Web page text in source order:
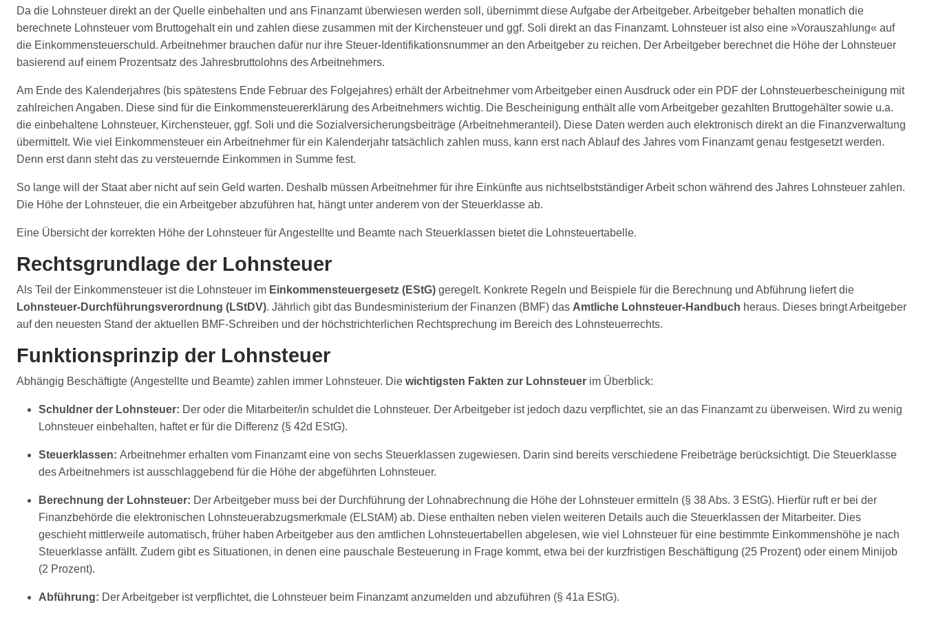
Da die Lohnsteuer direkt an der Quelle einbehalten und ans Finanzamt überwiesen werden soll, übernimmt diese Aufgabe der Arbeitgeber. Arbeitgeber behalten monatlich die
berechnete Lohnsteuer vom Bruttogehalt ein und zahlen diese zusammen mit der Kirchensteuer und ggf. Soli direkt an das Finanzamt. Lohnsteuer ist also eine »Vorauszahlung« auf
die Einkommensteuerschuld. Arbeitnehmer brauchen dafür nur ihre Steuer-Identifikationsnummer an den Arbeitgeber zu reichen. Der Arbeitgeber berechnet die Höhe der Lohnsteuer
basierend auf einem Prozentsatz des Jahresbruttolohns des Arbeitnehmers.
Am Ende des Kalenderjahres (bis spätestens Ende Februar des Folgejahres) erhält der Arbeitnehmer vom Arbeitgeber einen Ausdruck oder ein PDF der Lohnsteuerbescheinigung mit
zahlreichen Angaben. Diese sind für die Einkommensteuererklärung des Arbeitnehmers wichtig. Die Bescheinigung enthält alle vom Arbeitgeber gezahlten Bruttogehälter sowie u.a.
die einbehaltene Lohnsteuer, Kirchensteuer, ggf. Soli und die Sozialversicherungsbeiträge (Arbeitnehmeranteil). Diese Daten werden auch elektronisch direkt an die Finanzverwaltung
übermittelt. Wie viel Einkommensteuer ein Arbeitnehmer für ein Kalenderjahr tatsächlich zahlen muss, kann erst nach Ablauf des Jahres vom Finanzamt genau festgesetzt werden.
Denn erst dann steht das zu versteuernde Einkommen in Summe fest.
So lange will der Staat aber nicht auf sein Geld warten. Deshalb müssen Arbeitnehmer für ihre Einkünfte aus nichtselbstständiger Arbeit schon während des Jahres Lohnsteuer zahlen.
Die Höhe der Lohnsteuer, die ein Arbeitgeber abzuführen hat, hängt unter anderem von der Steuerklasse ab.
Eine Übersicht der korrekten Höhe der Lohnsteuer für Angestellte und Beamte nach Steuerklassen bietet die Lohnsteuertabelle.
Rechtsgrundlage der Lohnsteuer
Als Teil der Einkommensteuer ist die Lohnsteuer im Einkommensteuergesetz (EStG) geregelt. Konkrete Regeln und Beispiele für die Berechnung und Abführung liefert die
Lohnsteuer-Durchführungsverordnung (LStDV). Jährlich gibt das Bundesministerium der Finanzen (BMF) das Amtliche Lohnsteuer-Handbuch heraus. Dieses bringt Arbeitgeber
auf den neuesten Stand der aktuellen BMF-Schreiben und der höchstrichterlichen Rechtsprechung im Bereich des Lohnsteuerrechts.
Funktionsprinzip der Lohnsteuer
Abhängig Beschäftigte (Angestellte und Beamte) zahlen immer Lohnsteuer. Die wichtigsten Fakten zur Lohnsteuer im Überblick:
Schuldner der Lohnsteuer: Der oder die Mitarbeiter/in schuldet die Lohnsteuer. Der Arbeitgeber ist jedoch dazu verpflichtet, sie an das Finanzamt zu überweisen. Wird zu wenig
Lohnsteuer einbehalten, haftet er für die Differenz (§ 42d EStG).
Steuerklassen: Arbeitnehmer erhalten vom Finanzamt eine von sechs Steuerklassen zugewiesen. Darin sind bereits verschiedene Freibeträge berücksichtigt. Die Steuerklasse
des Arbeitnehmers ist ausschlaggebend für die Höhe der abgeführten Lohnsteuer.
Berechnung der Lohnsteuer: Der Arbeitgeber muss bei der Durchführung der Lohnabrechnung die Höhe der Lohnsteuer ermitteln (§ 38 Abs. 3 EStG). Hierfür ruft er bei der
Finanzbehörde die elektronischen Lohnsteuerabzugsmerkmale (ELStAM) ab. Diese enthalten neben vielen weiteren Details auch die Steuerklassen der Mitarbeiter. Dies
geschieht mittlerweile automatisch, früher haben Arbeitgeber aus den amtlichen Lohnsteuertabellen abgelesen, wie viel Lohnsteuer für eine bestimmte Einkommenshöhe je nach
Steuerklasse anfällt. Zudem gibt es Situationen, in denen eine pauschale Besteuerung in Frage kommt, etwa bei der kurzfristigen Beschäftigung (25 Prozent) oder einem Minijob
(2 Prozent).
Abführung: Der Arbeitgeber ist verpflichtet, die Lohnsteuer beim Finanzamt anzumelden und abzuführen (§ 41a EStG).